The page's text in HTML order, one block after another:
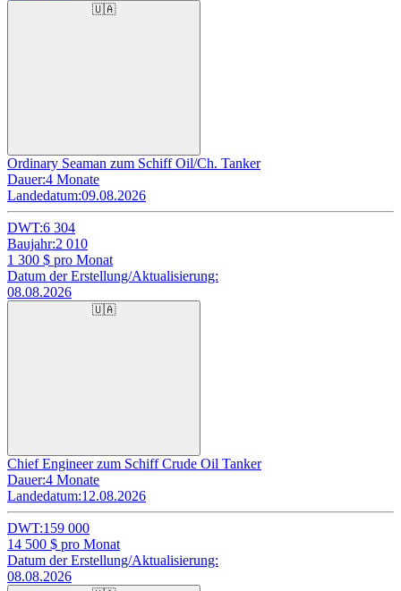
🇺🇦
Ordinary Seaman zum Schiff Oil/Ch. Tanker
Dauer:4 Monate
Landedatum:09.08.2026
DWT:6 304
Baujahr:2 010
1 300 $ pro Monat
Datum der Erstellung/Aktualisierung:
08.08.2026
🇺🇦
Chief Engineer zum Schiff Crude Oil Tanker
Dauer:4 Monate
Landedatum:12.08.2026
DWT:159 000
14 500 $ pro Monat
Datum der Erstellung/Aktualisierung:
08.08.2026